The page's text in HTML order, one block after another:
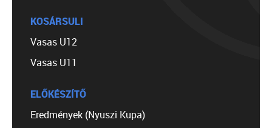
KOSÁRSULI
Vasas U12
Vasas U11
ELŐKÉSZÍTŐ
Eredmények (Nyuszi Kupa)